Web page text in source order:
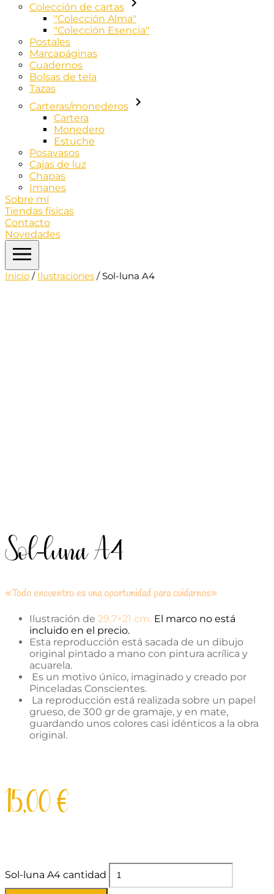
Colección de cartas
"Colección Alma"
"Colección Esencia"
Postales
Marcapáginas
Cuadernos
Bolsas de tela
Tazas
Carteras/monederos
Cartera
Monedero
Estuche
Posavasos
Cajas de luz
Chapas
Imanes
Sobre mí
Tiendas físicas
Contacto
Novedades
Inicio / Ilustraciones / Sol-luna A4
Sol-luna A4
«Todo encuentro es una oportunidad para cuidarnos»
Ilustración de 29,7×21 cm. El marco no está
incluido en el precio.
Esta reproducción está sacada de un dibujo
original pintado a mano con pintura acrílica y
acuarela.
Es un motivo único, imaginado y creado por
Pinceladas Conscientes.
La reproducción está realizada sobre un papel
grueso, de 300 gr de gramaje, y en mate,
guardando unos colores casi idénticos a la obra
original.
15,00€
Sol-luna A4 cantidad